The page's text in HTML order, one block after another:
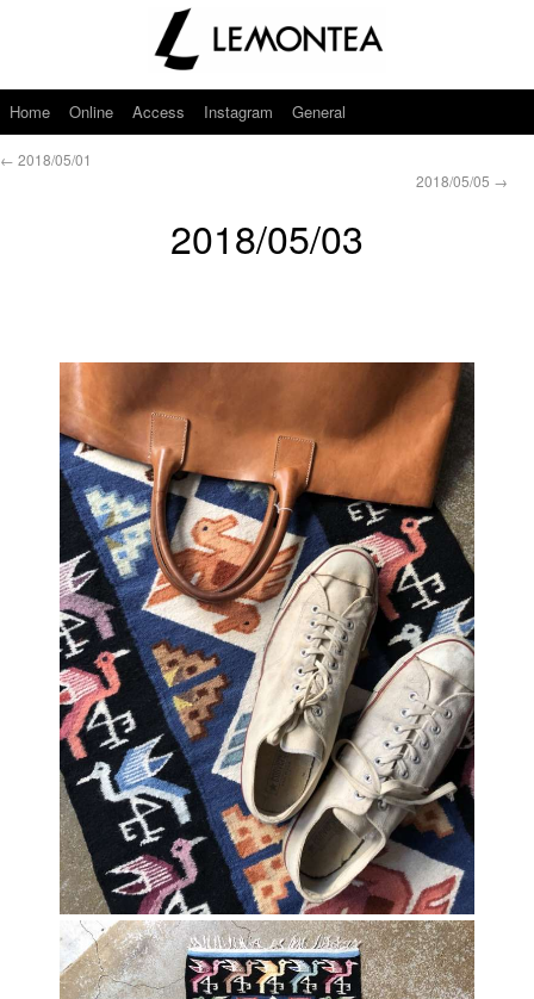
Home Online Access Instagram General
← 2018/05/01
2018/05/05 →
2018/05/03